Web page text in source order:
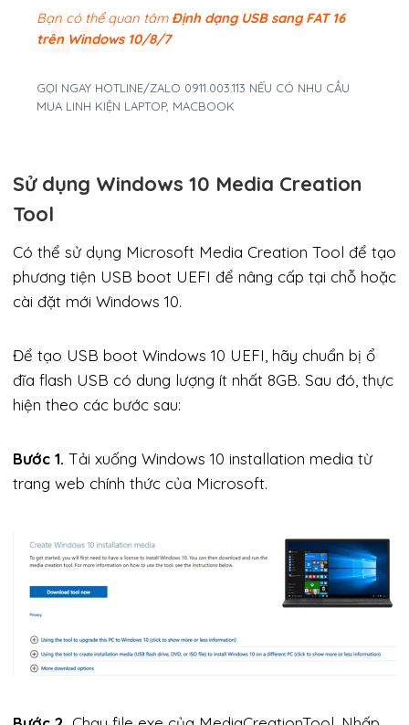
Bạn có thể quan tâm Định dạng USB sang FAT 16
trên Windows 10/8/7
GỌI NGAY HOTLINE/ZALO 0911.003.113 NẾU CÓ NHU CẦU
MUA LINH KIỆN LAPTOP, MACBOOK
Sử dụng Windows 10 Media Creation
Tool
Có thể sử dụng Microsoft Media Creation Tool để tạo
phương tiện USB boot UEFI để nâng cấp tại chỗ hoặc
cài đặt mới Windows 10.
Để tạo USB boot Windows 10 UEFI, hãy chuẩn bị ổ
đĩa flash USB có dung lượng ít nhất 8GB. Sau đó, thực
hiện theo các bước sau:
Bước 1. Tải xuống Windows 10 installation media từ
trang web chính thức của Microsoft.